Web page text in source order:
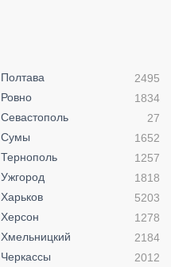
Полтава
2495
Ровно
1834
Севастополь
27
Сумы
1652
Тернополь
1257
Ужгород
1818
Харьков
5203
Херсон
1278
Хмельницкий
2184
Черкассы
2012